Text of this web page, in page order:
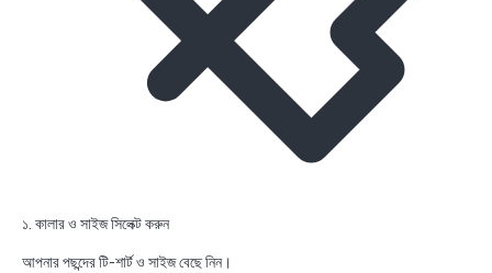
১. কালার ও সাইজ সিলেক্ট করুন
আপনার পছন্দের টি-শার্ট ও সাইজ বেছে নিন।